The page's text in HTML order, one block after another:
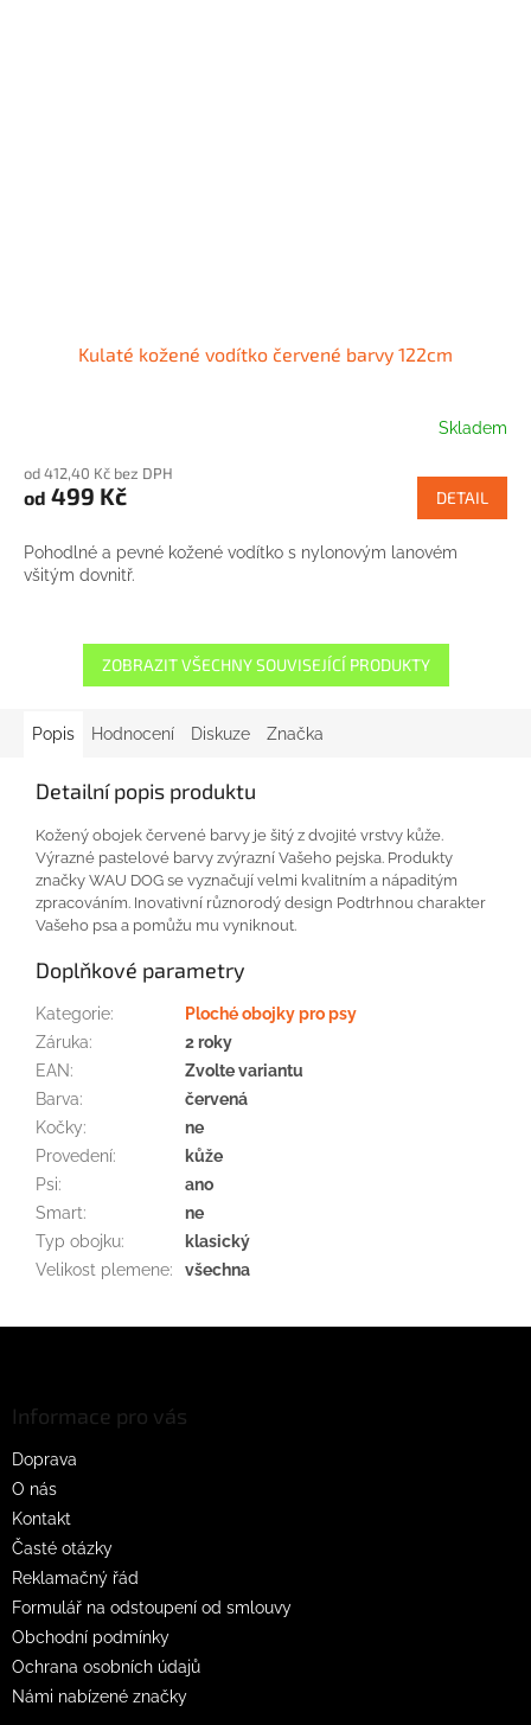
Kulaté kožené vodítko červené barvy 122cm
Skladem
od 412,40 Kč bez DPH
od 499 Kč DETAIL
Pohodlné a pevné kožené vodítko s nylonovým lanovém
všitým dovnitř.
ZOBRAZIT VŠECHNY SOUVISEJÍCÍ PRODUKTY
Popis Hodnocení Diskuze Značka
Detailní popis produktu
Kožený obojekčervené barvy ješitýz dvojitévrstvy kůže.
Výrazné pastelové barvyzvýrazníVašeho pejska. Produkty
značkyWAU DOGse vyznačují velmi kvalitním a nápaditým
zpracováním. Inovativní různorodýdesign Podtrhnou charakter
Vašeho psaa pomůžu mu vyniknout.
Doplňkové parametry
Kategorie:
Ploché obojky pro psy
Záruka:
2 roky
EAN:
Zvolte variantu
Barva:
červená
Kočky:
ne
Provedení:
kůže
Psi:
ano
Smart:
ne
Typ obojku:
klasický
Velikost plemene: všechna
Informace pro vás
Doprava
O nás
Kontakt
Časté otázky
Reklamačný řád
Formulář na odstoupení od smlouvy
Obchodní podmínky
Ochrana osobních údajů
Námi nabízené značky